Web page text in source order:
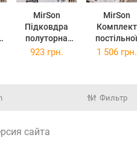
MirSon
Підковдра
полуторна
євро 160x220
MirSon
Комплект
постільної
білизни
0041
923 грн. 1 506 грн.
Фильтр
сайта